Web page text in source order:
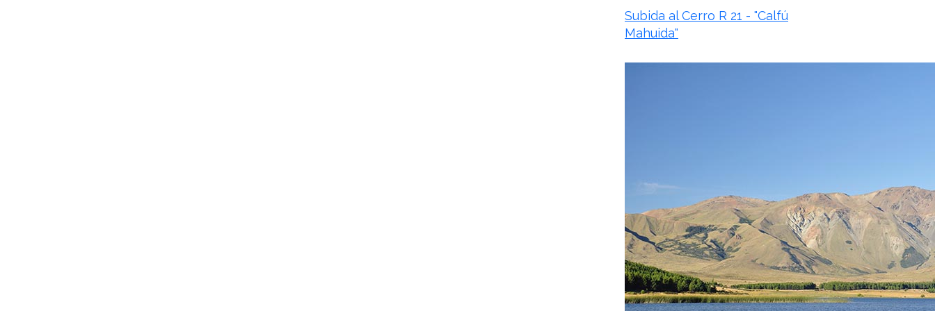
Subida al Cerro R 21 - "Calfú
Mahuida"